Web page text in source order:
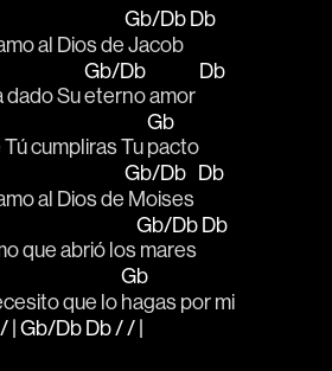
al Dios de
Gb/Db
Jacob
Db
dado Su
Gb/Db
eterno amor
Db
cumpliras Tu
Gb
pacto
al Dios de
Gb/Db
Moises
Db
que abrió los
Gb/Db
mares
Db
que lo
Gb
hagas por mi
| Gb/Db Db / / |